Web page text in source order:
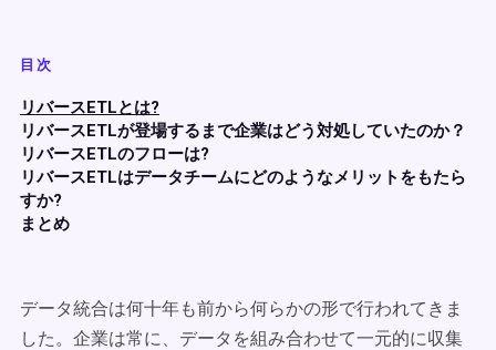
目次
リバースETLとは?
リバースETLが登場するまで企業はどう対処していたのか？
リバースETLのフローは?
リバースETLはデータチームにどのようなメリットをもたら
すか?
まとめ
データ統合は何十年も前から何らかの形で行われてきま
した。企業は常に、データを組み合わせて一元的に収集